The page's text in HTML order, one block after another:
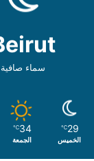
سماء صافية
29
℃
الخميس
34
℃
الجمعة